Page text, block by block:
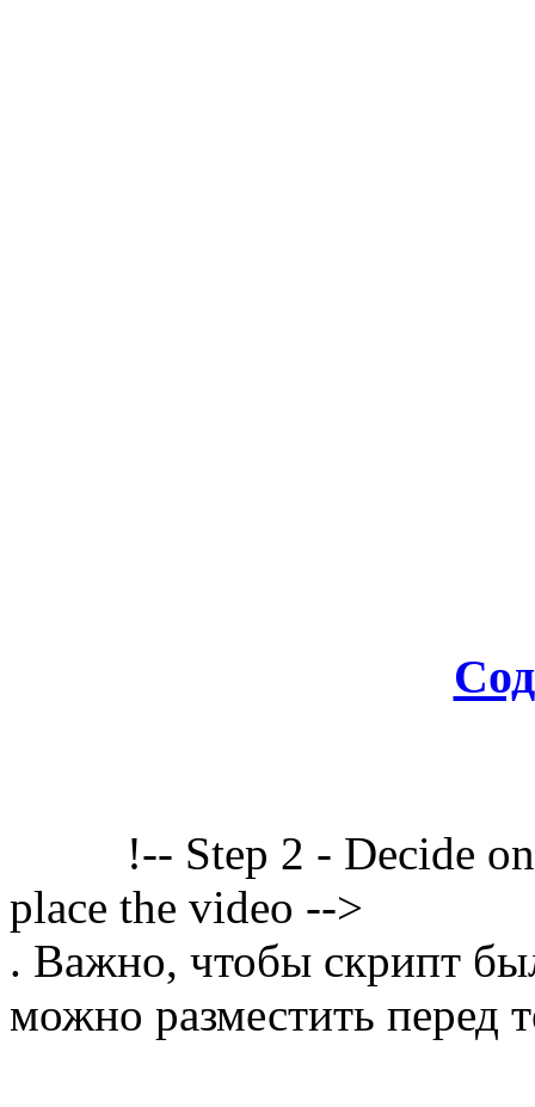
!-- Step 2 - Decide
place the video -->
. Важно, чтобы скрипт
можно разместить перед